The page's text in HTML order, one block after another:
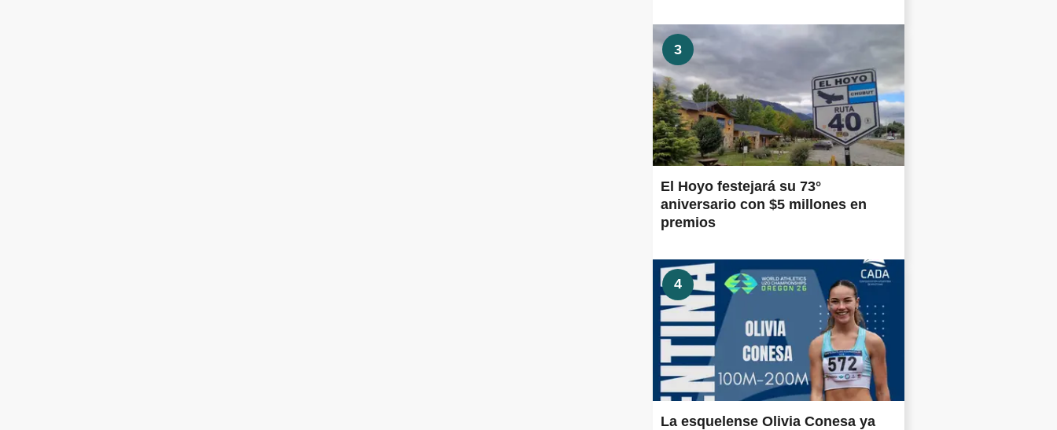
3
El Hoyo festejará su 73°
aniversario con $5 millones en
premios
4
La esquelense Olivia Conesa ya